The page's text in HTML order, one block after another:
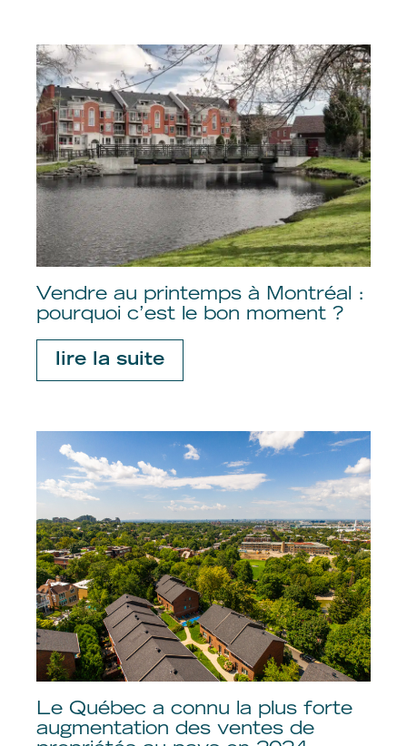
Vendre au printemps à Montréal :
pourquoi c’est le bon moment ?
lire la suite
Le Québec a connu la plus forte
augmentation des ventes de